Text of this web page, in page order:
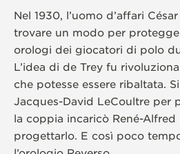
Nel 1930, l’uomo d’affari
trovare un modo per
orologi dei giocatori di polo
L’idea di de Trey fu
che potesse essere ribaltata.
Jacques-David LeCoultre per
la coppia incaricò René-Alfred
progettarlo. E così poco